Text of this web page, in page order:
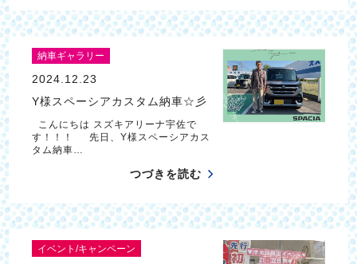
納車ギャラリー
2024.12.23
Y様スペーシアカスタム納車☆彡
こんにちは スズキアリーナ宇佐で
す！！！ 先日、Y様スペーシアカス
タム納車…
つづきを読む
イベント/キャンペーン